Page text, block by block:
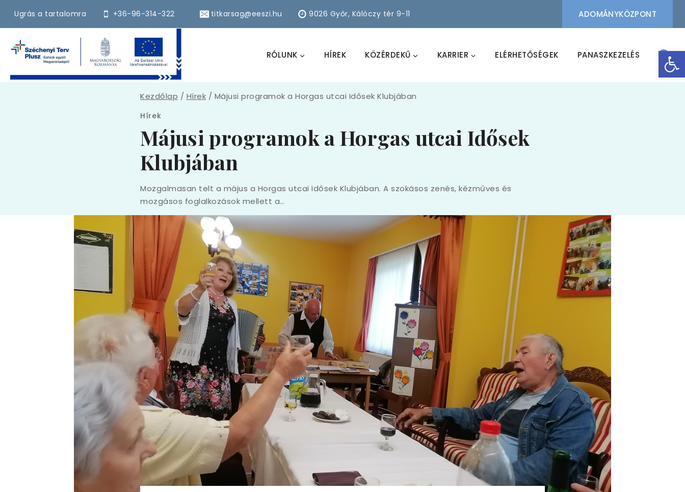
Ugrás a tartalomra +36-96-314-322 titkarsag@eeszi.hu 9026 Győr, Kálóczy tér 9-11 ADOMÁNYKÖZPONT
RÓLUNK HÍREK KÖZÉRDEKŰ KARRIER ELÉRHETŐSÉGEK PANASZKEZELÉS
Kezdőlap / Hírek / Májusi programok a Horgas utcai Idősek Klubjában
Hírek
Májusi programok a Horgas utcai Idősek
Klubjában
Mozgalmasan telt a május a Horgas utcai Idősek Klubjában. A szokásos zenés, kézműves és
mozgásos foglalkozások mellett a…